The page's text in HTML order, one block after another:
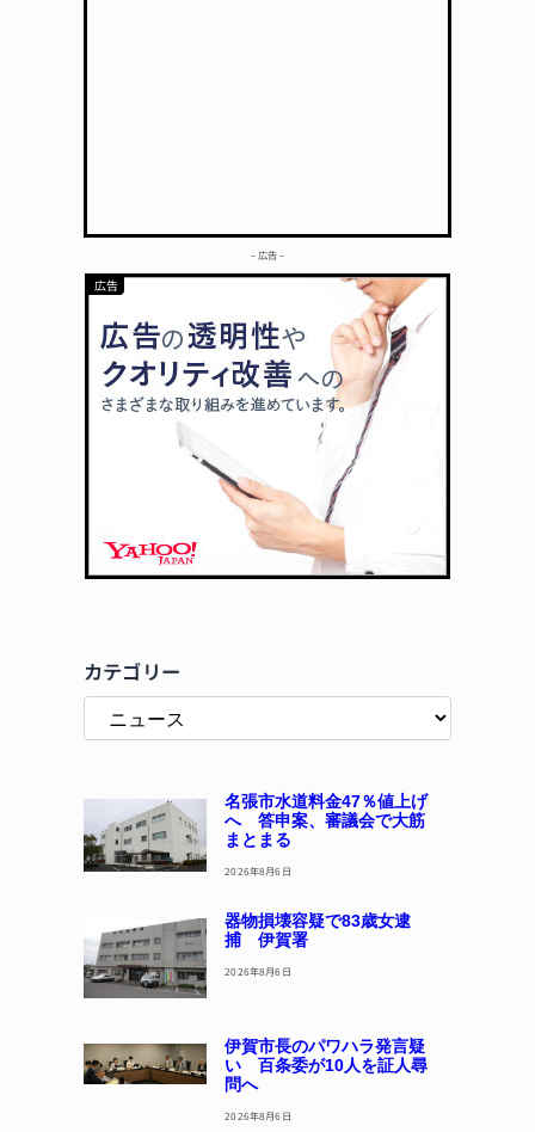
– 広告 –
カテゴリー
名張市水道料金47％値上げ
へ 答申案、審議会で大筋
まとまる
2026年8月6日
器物損壊容疑で83歳女逮
捕 伊賀署
2026年8月6日
伊賀市長のパワハラ発言疑
い 百条委が10人を証人尋
問へ
2026年8月6日